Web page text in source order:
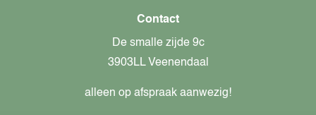
Contact
De smalle zijde 9c
3903LL Veenendaal
alleen op afspraak aanwezig!